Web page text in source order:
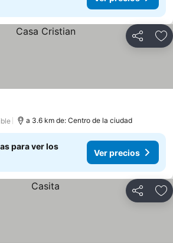
Compartir
a 3.6 km de: Centro de la ciudad
para ver los
Ver precios
Compartir